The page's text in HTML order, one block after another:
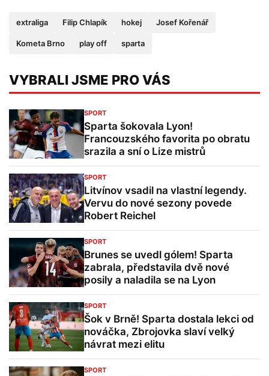
extraliga Filip Chlapík hokej Josef Kořenář
Kometa Brno play off sparta
VYBRALI JSME PRO VÁS
SPORT
Sparta šokovala Lyon!
Francouzského favorita po obratu
srazila a sní o Lize mistrů
SPORT
Litvínov vsadil na vlastní legendy.
Vervu do nové sezony povede
Robert Reichel
SPORT
Brunes se uvedl gólem! Sparta
zabrala, představila dvě nové
posily a naladila se na Lyon
SPORT
Šok v Brně! Sparta dostala lekci od
nováčka, Zbrojovka slaví velký
návrat mezi elitu
SPORT